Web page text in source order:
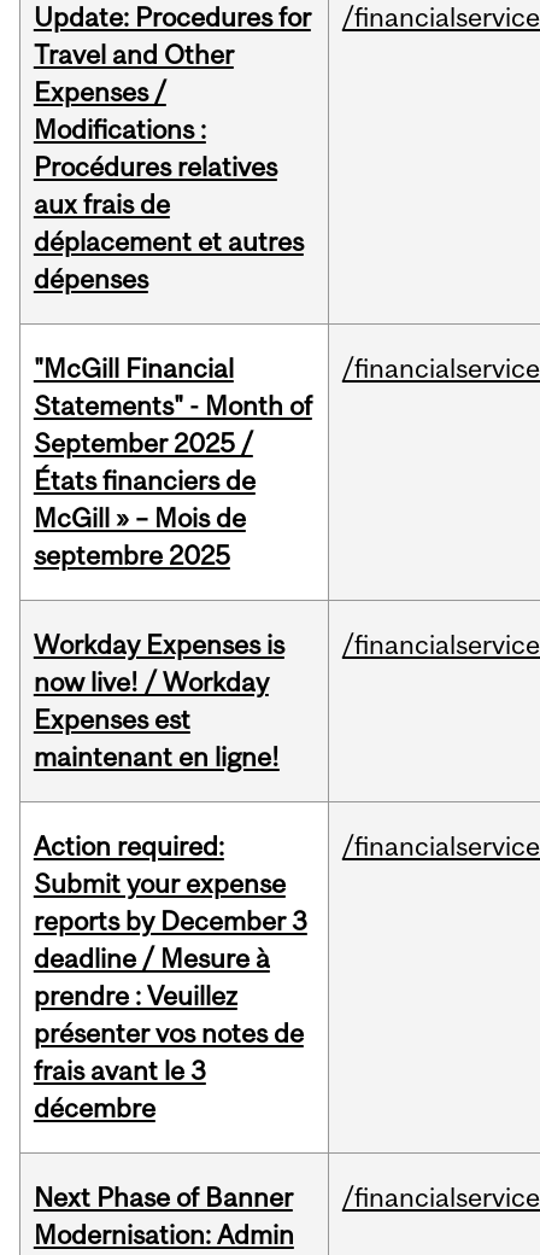
Update: Procedures for
Travel and Other
Expenses /
Modifications :
Procédures relatives
aux frais de
déplacement et autres
dépenses
/
"McGill Financial
Statements" - Month of
September 2025 /
États financiers de
McGill » – Mois de
septembre 2025
/
Workday Expenses is
now live! / Workday
Expenses est
maintenant en ligne!
/
Action required:
Submit your expense
reports by December 3
deadline / Mesure à
prendre : Veuillez
présenter vos notes de
frais avant le 3
décembre
/
Next Phase of Banner
Modernisation: Admin
/